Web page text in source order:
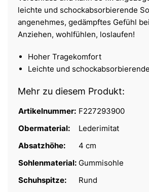
leichte und schockabsorbierende
angenehmes, gedämpftes Gefühl
Anziehen, wohlfühlen, loslaufen!
Hoher Tragekomfort
Leichte und
Mehr zu diesem Produkt:
Artikelnummer: F227293900
Obermaterial:
Lederimitat
Absatzhöhe:
4 cm
Sohlenmaterial: Gummisohle
Schuhspitze:
Rund